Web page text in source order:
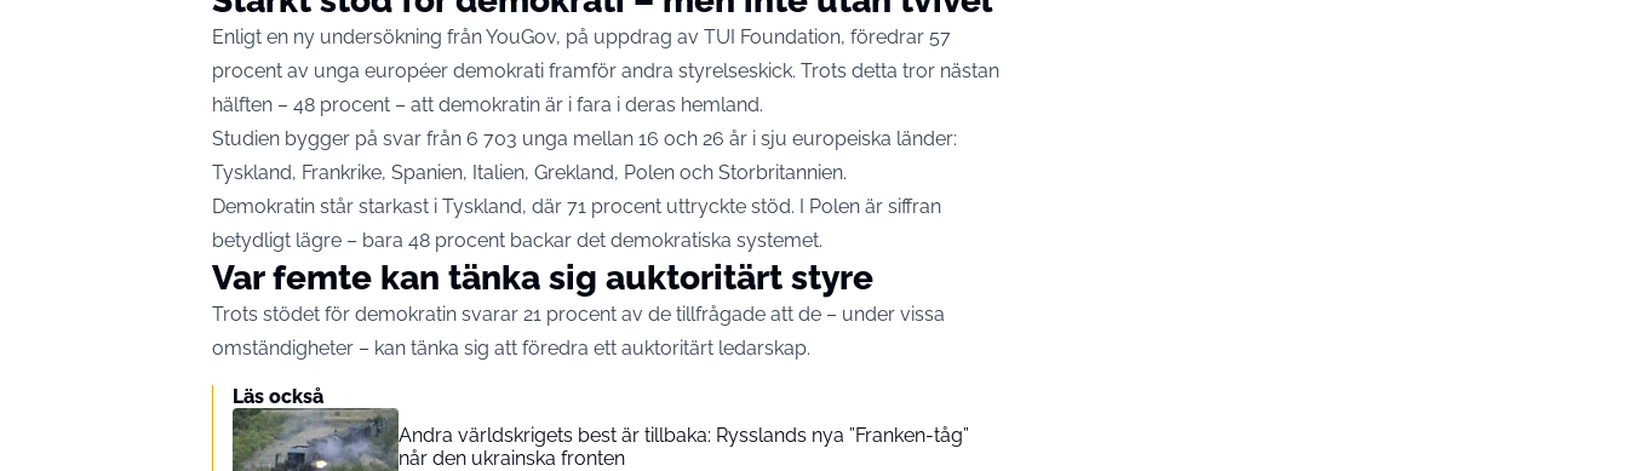
Enligt en ny undersökning från YouGov, på uppdrag av TUI Foundation, föredrar 57
procent av unga européer demokrati framför andra styrelseskick. Trots detta tror nästan
hälften – 48 procent – att demokratin är i fara i deras hemland.
Studien bygger på svar från 6 703 unga mellan 16 och 26 år i sju europeiska länder:
Tyskland, Frankrike, Spanien, Italien, Grekland, Polen och Storbritannien.
Demokratin står starkast i Tyskland, där 71 procent uttryckte stöd. I Polen är siffran
betydligt lägre – bara 48 procent backar det demokratiska systemet.
Var femte kan tänka sig auktoritärt styre
Trots stödet för demokratin svarar 21 procent av de tillfrågade att de – under vissa
omständigheter – kan tänka sig att föredra ett auktoritärt ledarskap.
Läs också
Andra världskrigets best är tillbaka: Rysslands nya ”Franken-tåg”
når den ukrainska fronten